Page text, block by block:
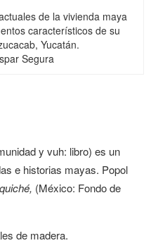
de la vivienda maya
característicos de su
Yucatán.
Segura
y vuh: libro) es un
e historias mayas. Popol
(México: Fondo de
de madera.